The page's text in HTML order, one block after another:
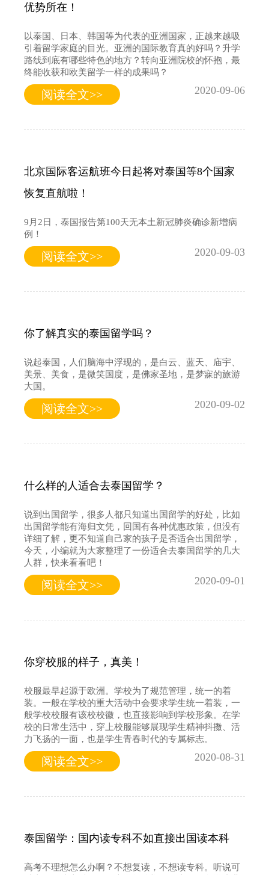
优势所在！
以泰国、日本、韩国等为代表的亚洲国家，正越来越吸
引着留学家庭的目光。亚洲的国际教育真的好吗？升学
路线到底有哪些特色的地方？转向亚洲院校的怀抱，最
终能收获和欧美留学一样的成果吗？
阅读全文>> 2020-09-06
北京国际客运航班今日起将对泰国等8个国家
恢复直航啦！
9月2日，泰国报告第100天无本土新冠肺炎确诊新增病
例！
阅读全文>> 2020-09-03
你了解真实的泰国留学吗？
说起泰国，人们脑海中浮现的，是白云、蓝天、庙宇、
美景、美食，是微笑国度，是佛家圣地，是梦寐的旅游
大国。
阅读全文>> 2020-09-02
什么样的人适合去泰国留学？
说到出国留学，很多人都只知道出国留学的好处，比如
出国留学能有海归文凭，回国有各种优惠政策，但没有
详细了解，更不知道自己家的孩子是否适合出国留学，
今天，小编就为大家整理了一份适合去泰国留学的几大
人群，快来看看吧！
阅读全文>> 2020-09-01
你穿校服的样子，真美！
校服最早起源于欧洲。学校为了规范管理，统一的着
装。一般在学校的重大活动中会要求学生统一着装，一
般学校校服有该校校徽，也直接影响到学校形象。在学
校的日常生活中，穿上校服能够展现学生精神抖擞、活
力飞扬的一面，也是学生青春时代的专属标志。
阅读全文>> 2020-08-31
泰国留学：国内读专科不如直接出国读本科
高考不理想怎么办啊？不想复读，不想读专科。听说可